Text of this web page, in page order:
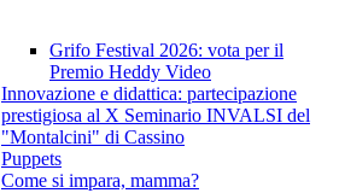
Grifo Festival 2026: vota per il
Premio Heddy Video
Innovazione e didattica: partecipazione
prestigiosa al X Seminario INVALSI del
"Montalcini" di Cassino
Puppets
Come si impara, mamma?